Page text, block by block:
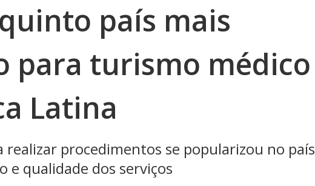
país mais
para turismo médico
Latina
realizar procedimentos se popularizou no país
e qualidade dos serviços